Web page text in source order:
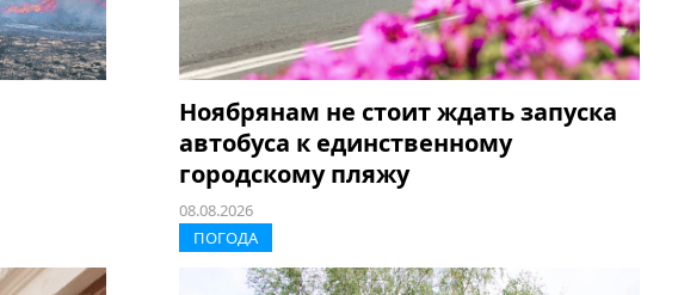
Ноябрянам не стоит ждать запуска
автобуса к единственному
городскому пляжу
08.08.2026
ПОГОДА